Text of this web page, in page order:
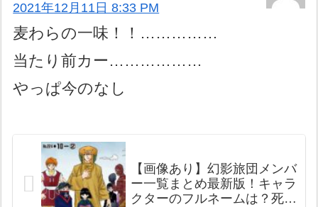
2021年12月11日 8:33 PM
麦わらの一味！！……………
当たり前カー………………
やっぱ今のなし
【画像あり】幻影旅団メンバ
ー一覧まとめ最新版！キャラ
クターのフルネームは？死亡